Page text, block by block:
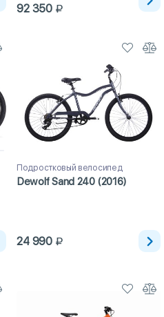
92 350
Подростковый велосипед
Dewolf Sand 240 (2016)
24 990